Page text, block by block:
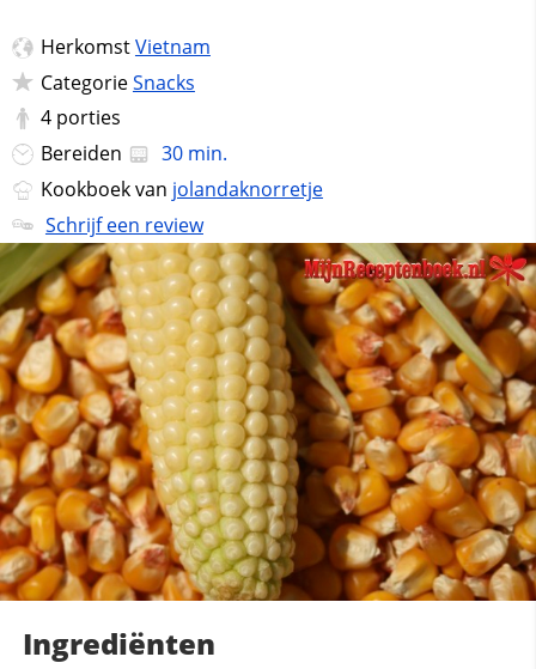
HerkomstVietnam
CategorieSnacks
4 porties
Bereiden
30 min.
Kookboek van jolandaknorretje
Schrijf een review
Ingrediënten